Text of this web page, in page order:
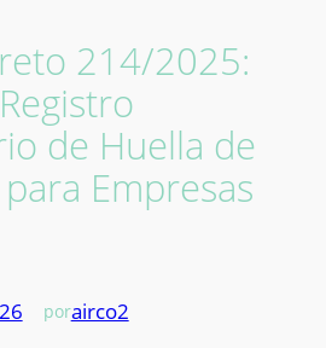
214/2025:
de Huella de
Empresas
porairco2